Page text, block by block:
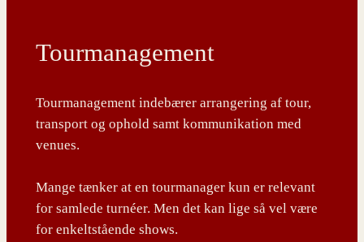
Tourmanagement
Tourmanagement indebærer arrangering af tour,
transport og ophold samt kommunikation med
venues.
Mange tænker at en tourmanager kun er relevant
for samlede turnéer. Men det kan lige så vel være
for enkeltstående shows.